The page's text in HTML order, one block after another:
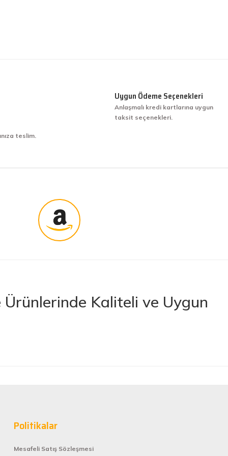
teslim.
Uygun Ödeme Seçenekleri
Anlaşmalı kredi kartlarına uygun
taksit seçenekleri.
Kaliteli ve Uygun
tüm ürünler, güvenilir ve tanınmış markaların ürünleri olup uzun
elde edebilirsiniz.
Politikalar
Mesafeli Satış Sözleşmesi